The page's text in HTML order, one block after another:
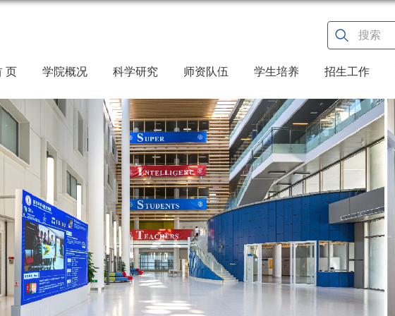
页 学院概况 科学研究 师资队伍 学生培养 招生工作